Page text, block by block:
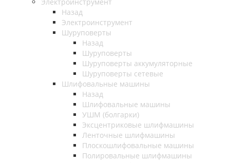
Назад
Электроинструмент
Шуруповерты
Назад
Шуруповерты
Шуруповерты аккумуляторные
Шуруповерты сетевые
Шлифовальные машины
Назад
Шлифовальные машины
УШМ (болгарки)
Эксцентриковые шлифмашины
Ленточные шлифмашины
Плоскошлифовальные машины
Полировальные шлифмашины